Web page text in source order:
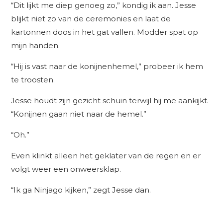
“Dit lijkt me diep genoeg zo,” kondig ik aan. Jesse
blijkt niet zo van de ceremonies en laat de
kartonnen doos in het gat vallen. Modder spat op
mijn handen.
“Hij is vast naar de konijnenhemel,” probeer ik hem
te troosten.
Jesse houdt zijn gezicht schuin terwijl hij me aankijkt.
“Konijnen gaan niet naar de hemel.”
“Oh.”
Even klinkt alleen het geklater van de regen en er
volgt weer een onweersklap.
“Ik ga Ninjago kijken,” zegt Jesse dan.